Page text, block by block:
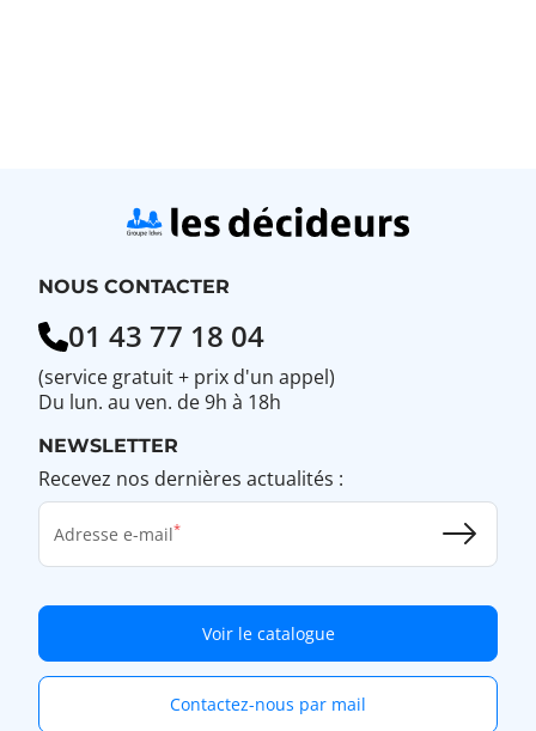
NOUS CONTACTER
01 43 77 18 04
(service gratuit + prix d'un appel)
Du lun. au ven. de 9h à 18h
NEWSLETTER
Recevez nos dernières actualités :
Adresse e-mail
Voir le catalogue
Contactez-nous par mail